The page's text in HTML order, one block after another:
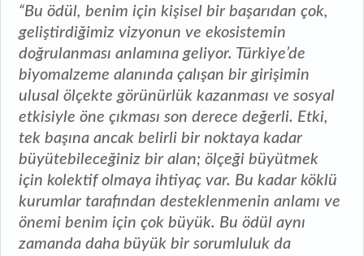
“Bu ödül, benim için kişisel bir başarıdan çok,
geliştirdiğimiz vizyonun ve ekosistemin
doğrulanması anlamına geliyor. Türkiye’de
biyomalzeme alanında çalışan bir girişimin
ulusal ölçekte görünürlük kazanması ve sosyal
etkisiyle öne çıkması son derece değerli. Etki,
tek başına ancak belirli bir noktaya kadar
büyütebileceğiniz bir alan; ölçeği büyütmek
için kolektif olmaya ihtiyaç var. Bu kadar köklü
kurumlar tarafından desteklenmenin anlamı ve
önemi benim için çok büyük. Bu ödül aynı
zamanda daha büyük bir sorumluluk da